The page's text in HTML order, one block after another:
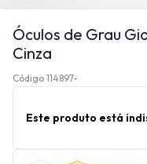
Óculos de Grau
Cinza
Código 114897-
Este produto está